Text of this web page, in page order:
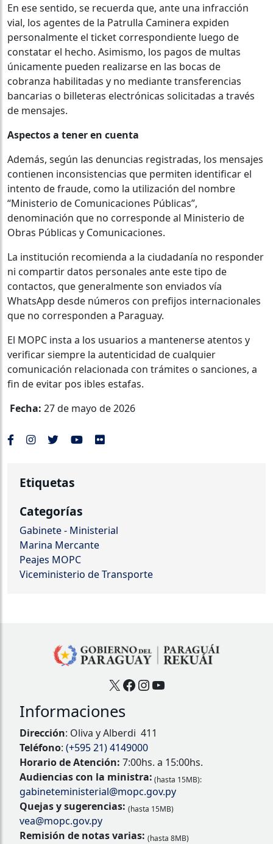
En ese sentido, se recuerda que, ante una infracción
vial, los agentes de la Patrulla Caminera expiden
personalmente el ticket correspondiente luego de
constatar el hecho. Asimismo, los pagos de multas
únicamente pueden realizarse en las bocas de
cobranza habilitadas y no mediante transferencias
bancarias o billeteras electrónicas solicitadas a través
de mensajes.
Aspectos a tener en cuenta
Además, según las denuncias registradas, los mensajes
contienen inconsistencias que permiten identificar el
intento de fraude, como la utilización del nombre
“Ministerio de Comunicaciones Públicas”,
denominación que no corresponde al Ministerio de
Obras Públicas y Comunicaciones.
La institución recomienda a la ciudadanía no responder
ni compartir datos personales ante este tipo de
contactos, que generalmente son enviados vía
WhatsApp desde números con prefijos internacionales
que no corresponden a Paraguay.
El MOPC insta a los usuarios a mantenerse atentos y
verificar siempre la autenticidad de cualquier
comunicación relacionada con trámites o sanciones, a
fin de evitar pos ibles estafas.
Fecha: 27 de mayo de 2026
Etiquetas
Categorías
Gabinete - Ministerial
Marina Mercante
Peajes MOPC
Viceministerio de Transporte
X Facebook
Instagram
YouTube
Informaciones
Dirección: Oliva y Alberdi 411
Teléfono: (+595 21) 4149000
Horario de Atención: 7:00hs. a 15:00hs.
Audiencias con la ministra: (hasta 15MB):
gabineteministerial@mopc.gov.py
Quejas y sugerencias: (hasta 15MB)
vea@mopc.gov.py
Remisión de notas varias: (hasta 8MB)